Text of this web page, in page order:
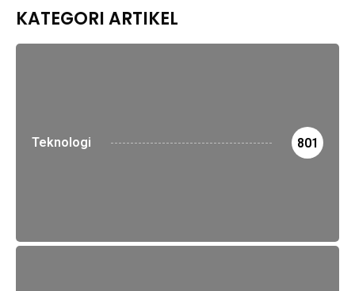
KATEGORI ARTIKEL
Teknologi 801